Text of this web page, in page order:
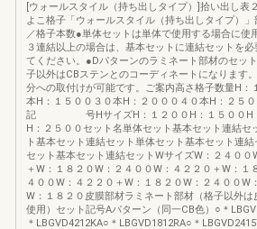
[ウォールスタイル（持ち出しタイプ）]拾い出し表
よこ格子「ウォールスタイル（持ち出しタイプ）」
／格子本数●単体セットは単体で使用する場合に使
３連結以上の場合は、基本セットに連結セットを必
てください。●Dパターンのラミネート部材のセッ
子以外はCBステンとのコーディネートになります
分への取付けが可能です。ご案内高さ格子数量H：
本H：１５００３０本H：２０００４０本H：２５
記 号HサイズH：１２００H：１５００H：
H：２５００セット名単体セット基本セット連結セ
ト基本セット連結セット単体セット基本セット連
セット基本セット連結セットWサイズW：２４００
＋W：１８２０W：２４００W：４２２０＋W：１
４００W：４２２０＋W：１８２０W：２４００W
W：１８２０皮膜部材ラミネート部材（格子以外は
使用）セット記号Aパターン（同一CB色）○＊
＊LBGVD4212KA○＊LBGVD1812RA○＊